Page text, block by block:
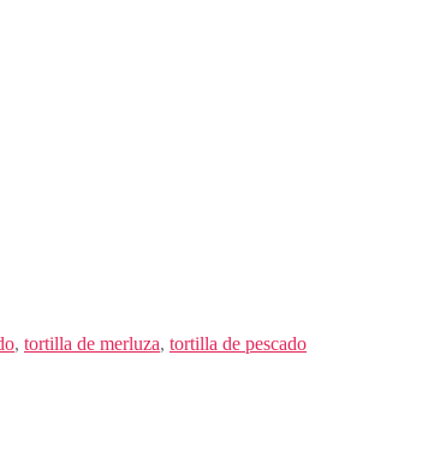
, tortilla de merluza, tortilla de pescado